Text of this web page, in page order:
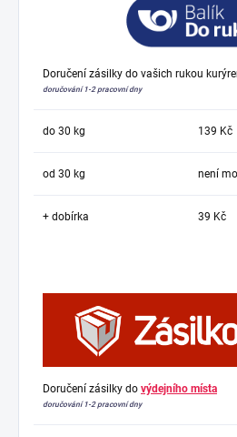
Doručení zásilky do vašich rukou
doručování 1-2 pracovní dny
do 30 kg 139 Kč
od 30 kg není
+ dobírka 39 Kč
Doručení zásilky do výdejního místa
doručování 1-2 pracovní dny